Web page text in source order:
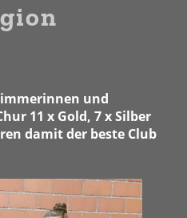
und
11 x Gold, 7 x Silber
damit der beste Club